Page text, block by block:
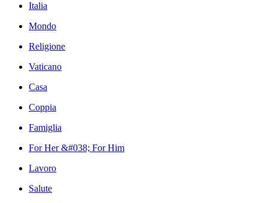
Italia
Mondo
Religione
Vaticano
Casa
Coppia
Famiglia
For Her &#038; For Him
Lavoro
Salute